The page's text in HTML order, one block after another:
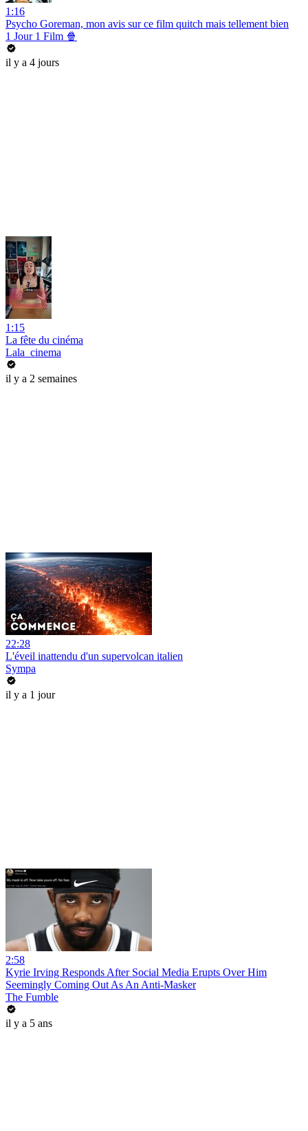
1:16
Psycho Goreman, mon avis sur ce film quitch mais tellement bien
1 Jour 1 Film 🍿
il y a 4 jours
1:15
La fête du cinéma
Lala_cinema
il y a 2 semaines
22:28
L'éveil inattendu d'un supervolcan italien
Sympa
il y a 1 jour
2:58
Kyrie Irving Responds After Social Media Erupts Over Him
Seemingly Coming Out As An Anti-Masker
The Fumble
il y a 5 ans